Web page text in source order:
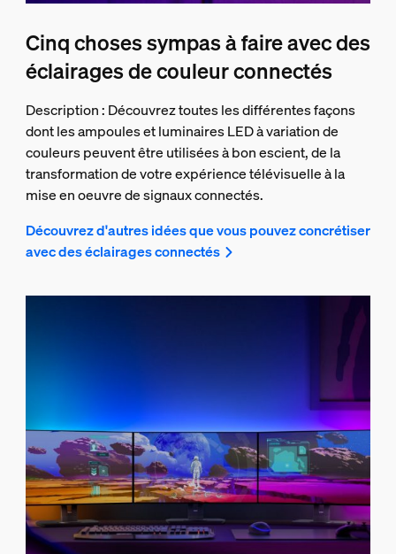
Cinq choses sympas à faire avec des
éclairages de couleur connectés
Description : Découvrez toutes les différentes façons
dont les ampoules et luminaires LED à variation de
couleurs peuvent être utilisées à bon escient, de la
transformation de votre expérience télévisuelle à la
mise en oeuvre de signaux connectés.
Découvrez d'autres idées que vous pouvez concrétiser
avec des éclairages connectés